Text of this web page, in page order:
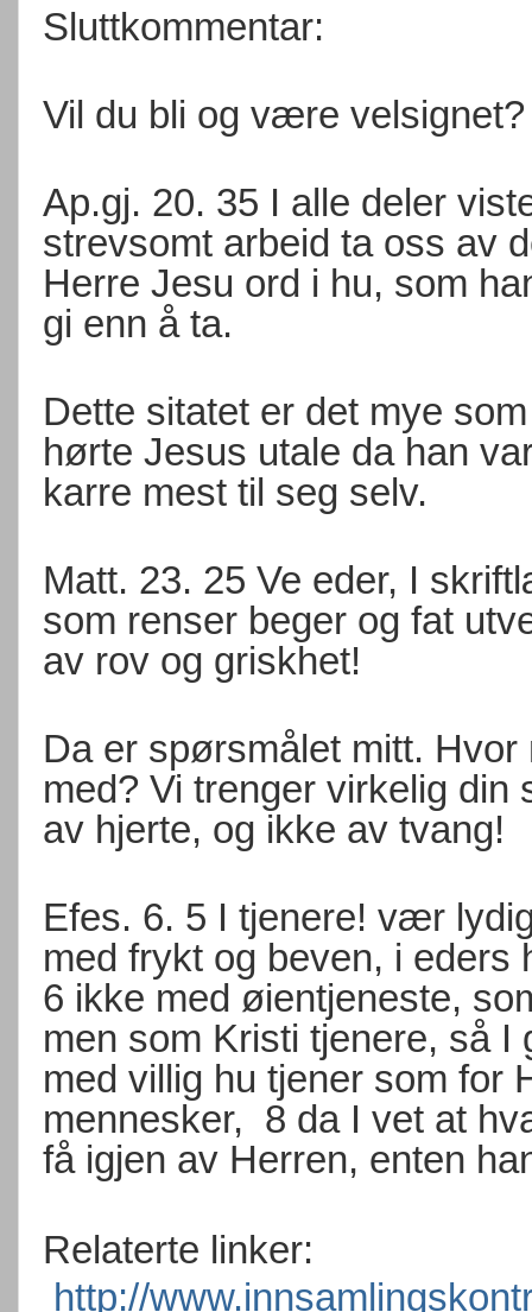
Sluttkommentar:
Vil du bli og være
Ap.gj. 20. 35 I alle deler
strevsomt arbeid ta oss av
Herre Jesu ord i hu, som
gi enn å ta.
Dette sitatet er det mye
hørte Jesus utale da han
karre mest til seg selv.
Matt. 23. 25 Ve eder, I
som renser beger og fat
av rov og griskhet!
Da er spørsmålet mitt.
med? Vi trenger virkelig
av hjerte, og ikke av tvang!
Efes. 6. 5 I tjenere! vær
med frykt og beven, i eders
6 ikke med øientjeneste,
men som Kristi tjenere, så
med villig hu tjener som for
mennesker, 8 da I vet at
få igjen av Herren, enten
Relaterte linker:
http://